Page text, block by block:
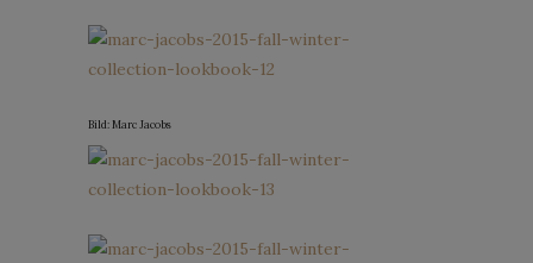
Bild: Marc Jacobs